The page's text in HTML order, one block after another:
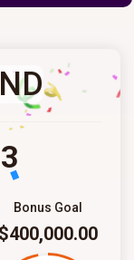
Bonus Goal
$400,000.00